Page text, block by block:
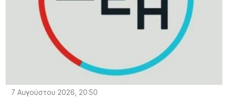
7 Αυγούστου 2026, 20:50